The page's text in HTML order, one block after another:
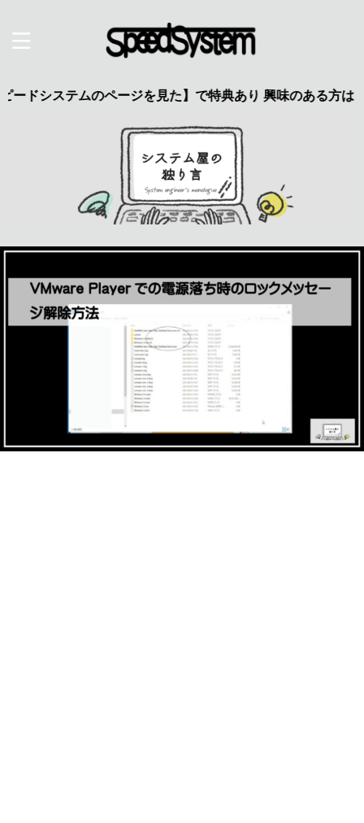
ムのページを見た】で特典あり 興味のある方はこのメッ